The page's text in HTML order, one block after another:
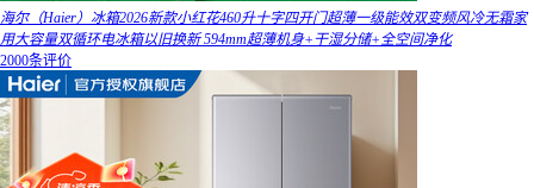
海尔（Haier）冰箱2026新款小红花460升十字四开门超薄一级能效双变频风冷无霜家
用大容量双循环电冰箱以旧换新 594mm超薄机身+干湿分储+全空间净化
2000条评价